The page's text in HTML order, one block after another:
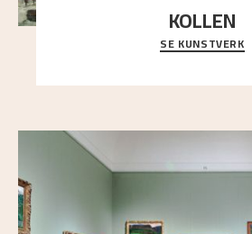
KOLLEN
Et ruvende fjell dominerer
sterk kontrast til det spinkle
SE KUNSTVERK